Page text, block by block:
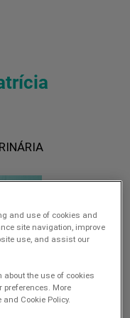
and use of cookies and
site navigation, improve
use, and assist our
about the use of cookies
More
Cookie Policy.